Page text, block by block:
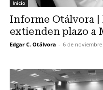
Inicio
Informe Otálvora |
extienden plazo a
Edgar C. Otálvora - 6 de noviembre